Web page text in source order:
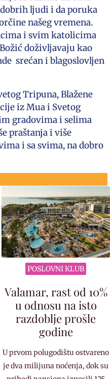
ljudi i da poruka
našeg vremena.
i svim katolicima
doživljavaju kao
srećan i blagoslovljen
Tripuna, Blažene
iz Mua i Svetog
gradovima i selima
praštanja i više
i sa svima, na dobro
POSLOVNI KLUB
Valamar, rast od 10%
u odnosu na isto
razdoblje prošle
godine
U prvom polugodištu ostvareno
je dva milijuna noćenja, dok su